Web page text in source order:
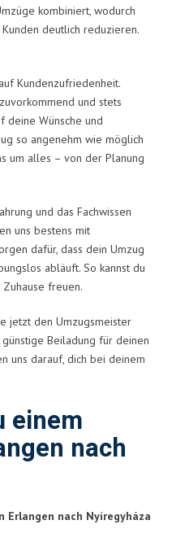
kombiniert, wodurch
deutlich reduzieren.
Kundenzufriedenheit.
und stets
deine Wünsche und
so angenehm wie möglich
um alles – von der Planung
und das Fachwissen
uns bestens mit
dafür, dass dein Umzug
abläuft. So kannst du
freuen.
jetzt den Umzugsmeister
Beiladung für deinen
uns darauf, dich bei deinem
einem
nach
Erlangen nach Nyíregyháza